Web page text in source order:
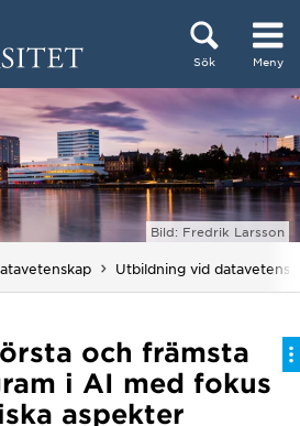
Sök Meny
Bild: Fredrik Larsson
Utbildning vid
och främsta
i AI med fokus
aspekter